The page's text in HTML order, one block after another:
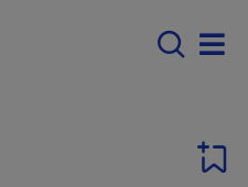
navigation -